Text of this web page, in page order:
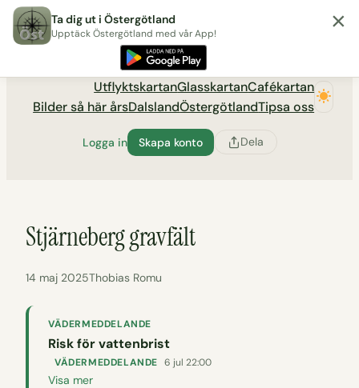
Hoppa
till
Utflyktsportalen tadigut.nu
UtflyktskartanGlasskartanCafékartan
Bilder så här årsDalslandÖstergötlandTipsa oss
Logga in Skapa konto Dela
Stjärneberg gravfält
14 maj 2025Thobias Romu
VÄDERMEDDELANDE
Risk för vattenbrist
VÄDERMEDDELANDE 6 jul 22:00
Visa mer
Ta dig ut i Östergötland
Upptäck Östergötland med vår App! ×